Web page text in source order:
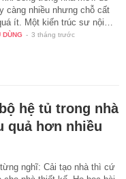
càng nhiều nhưng chỗ cất
ít. Một kiến trúc sư nội…
DÙNG - 3 tháng trước
hệ tủ trong nhà
quả hơn nhiều
nghĩ: Cải tạo nhà thì cứ